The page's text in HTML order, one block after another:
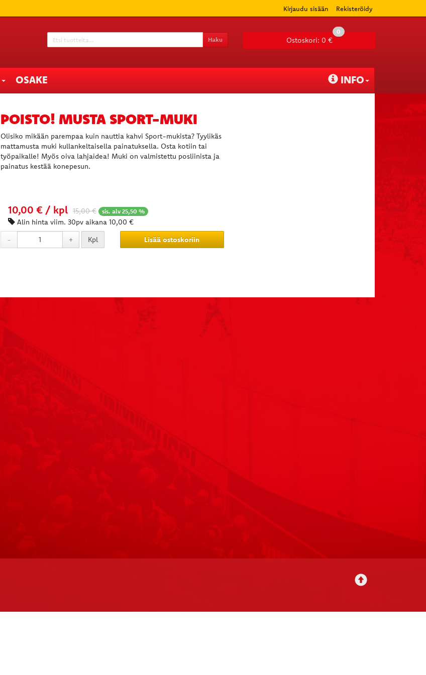
Kirjaudu sisään Rekisteröidy
Haku Ostoskori: 0 €
0
OSAKE INFO
POISTO! MUSTA SPORT-MUKI
Olisiko mikään parempaa kuin nauttia kahvi Sport-mukista? Tyylikäs
mattamusta muki kullankeltaisella painatuksella. Osta kotiin tai
työpaikalle! Myös oiva lahjaidea! Muki on valmistettu posliinista ja
painatus kestää konepesun.
10,00 € / kpl 15,00 € sis. alv 25,50 %
Alin hinta viim. 30pv aikana 10,00 €
-
+ Kpl Lisää ostoskoriin